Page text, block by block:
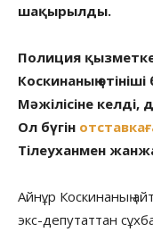
шақырылды.
Полиция
Коскинаның
Мәжілісіне
Ол бүгін
Тілеуханмен
Айнұр Коскинаның
экс-депутаттан